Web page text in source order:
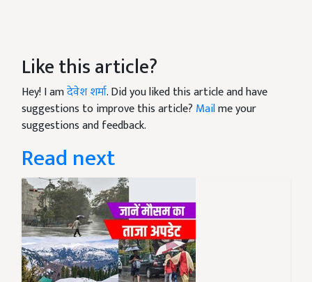
Like this article?
Hey! I amदेवेश शर्मा. Did you liked this article and have
suggestions to improve this article? Mailme your
suggestions and feedback.
Read next